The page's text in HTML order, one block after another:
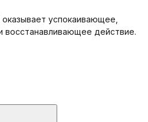
оказывает успокаивающее,
восстанавливающее действие.